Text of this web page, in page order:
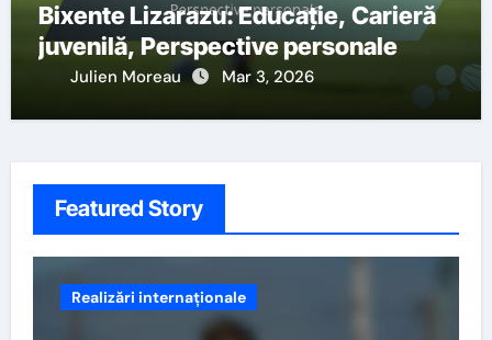
Bixente Lizarazu: Educație, Carieră
juvenilă, Perspective personale
Julien Moreau Mar 3, 2026
Featured Story
Realizări internaționale